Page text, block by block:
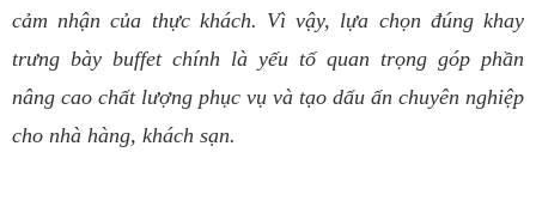
cảm nhận của thực khách. Vì vậy, lựa chọn đúng khay
trưng bày buffet chính là yếu tố quan trọng góp phần
nâng cao chất lượng phục vụ và tạo dấu ấn chuyên nghiệp
cho nhà hàng, khách sạn.